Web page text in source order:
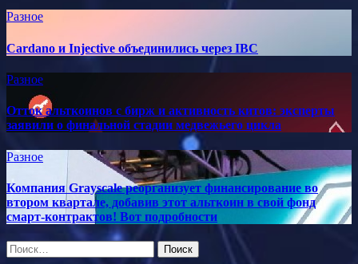
Разное
Cardano и Injective объединились через IBC
Разное
Отток альткоинов с бирж и активность китов: эксперты
заявили о финальной стадии медвежьего цикла
Разное
Компания Grayscale реорганизует финансирование во
втором квартале, добавив этот альткоин в свой фонд
смарт-контрактов! Вот подробности
Найти: